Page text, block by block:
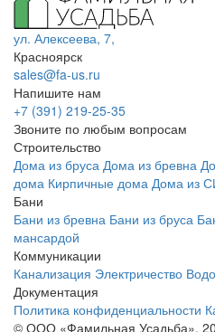
ул. Алексеева, 7,
Красноярск
sales@fa-us.ru
Напишите нам
+7 (391) 219-25-35
Звоните по любым вопросам
Строительство
Дома из бруса Дома из бревна
дома Кирпичные дома Дома из
Бани
Бани из бревна Бани из бруса
мансардой
Коммуникации
Канализация Электричество
Документация
Политика конфиденциальности
© ООО «Фамильная Усадьба»,